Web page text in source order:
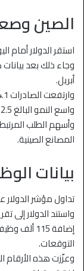
الصين
استقر الدولار أمام اليوان الصيني عند
وجاء ذلك بعد
أبريل.
واسع النمو البالغ 2.5% في مارس وتوقعات المحللين عند 7.9%.
وأسهم الطلب
المصانع الصينية.
بيانات
تداول مؤشر الدولار عند 98.001 في بداية التداولات
واستند الدولار إلى
إضافة 115
التوقعات.
وعزّزت هذه الأرقام